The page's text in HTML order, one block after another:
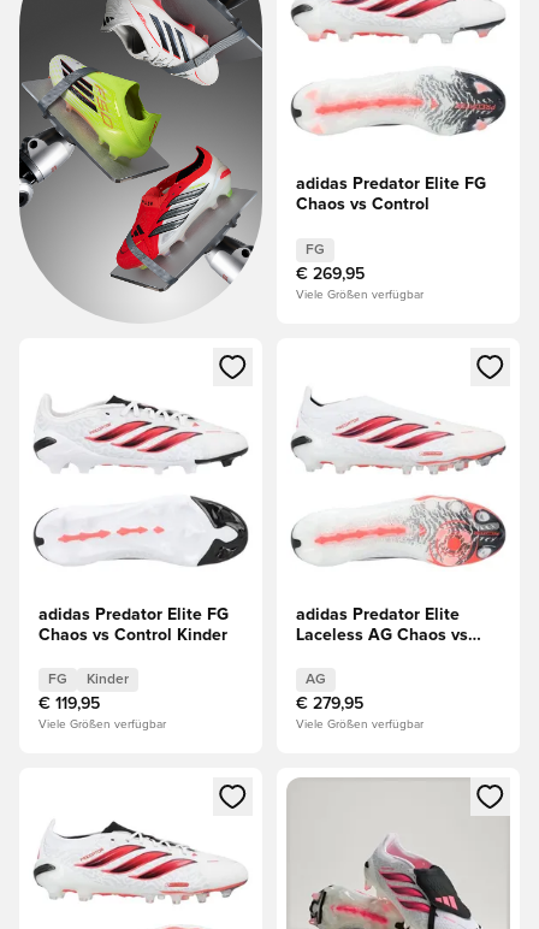
adidas Predator Elite FG
Chaos vs Control
FG
€ 269,95
Viele Größen verfügbar
Öffnet ein Fenster zum Anmelden oder Registrieren als
adidas Predator Elite FG
Chaos vs Control Kinder
FG Kinder
€ 119,95
Viele Größen verfügbar
Öffnet ein Fenster zum
adidas Predator Elite
Laceless AG Chaos vs
AG
€ 279,95
Viele Größen verfügbar
Öffnet ein Fenster zum Anmelden oder Registrieren als
Öffnet ein Fenster zum